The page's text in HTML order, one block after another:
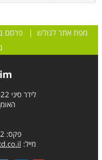
מפת אתר לגולש |פרסם
לידר סיני 2022 בע"מ (קורסים)
האומן 17,
פקס: 04-6323192
מייל: